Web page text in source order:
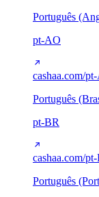
Português
pt-AO
cashaa.com/
Português
pt-BR
cashaa.com/
Português